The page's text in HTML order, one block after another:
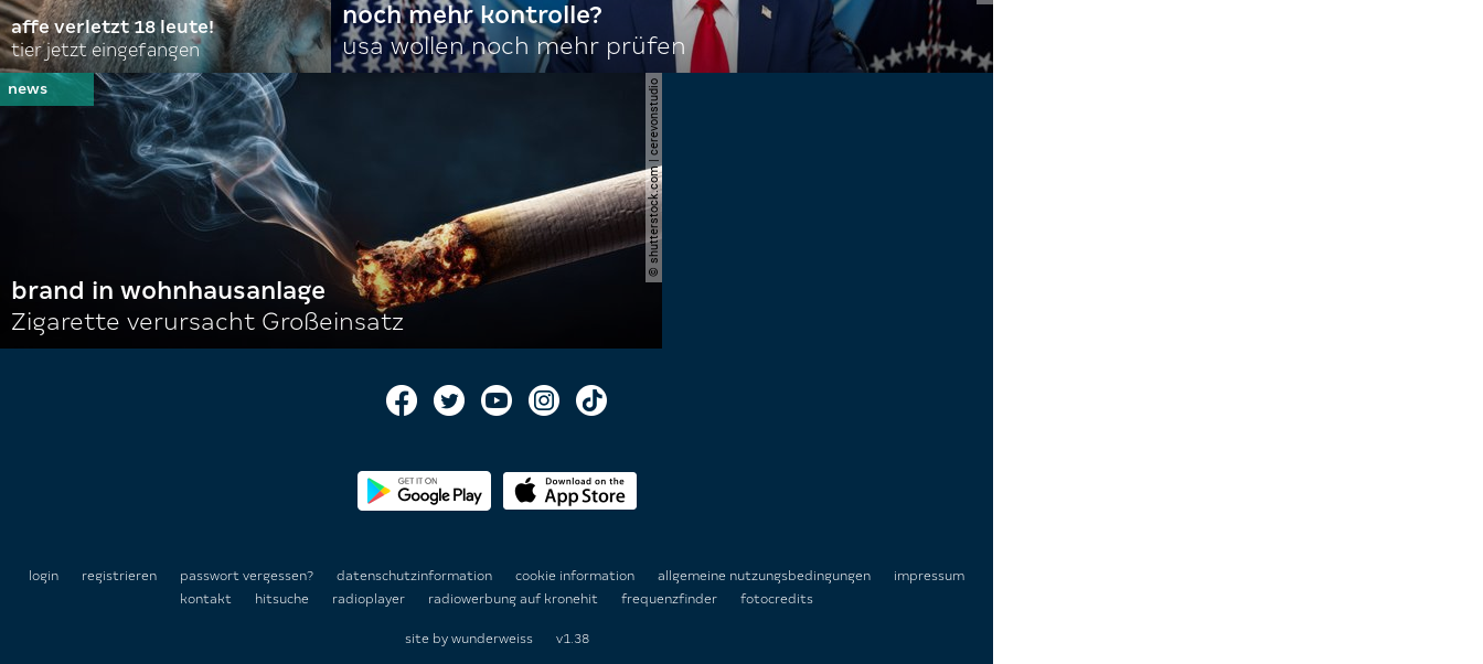
affe verletzt 18 leute!
tier jetzt eingefangen
noch mehr kontrolle?
usa wollen noch mehr prüfen
© shutterstock.com | cerevonstudio
brand in wohnhausanlage
Zigarette verursacht Großeinsatz
login registrieren passwort vergessen? datenschutzinformation cookie information allgemeine nutzungsbedingungen
impressum
kontakt
hitsuche radioplayer radiowerbung auf kronehit frequenzfinder fotocredits
site by wunderweiss v1.38